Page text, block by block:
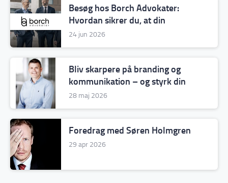
Besøg hos Borch Advokater:
Hvordan sikrer du, at din
virksomhed står stærkt – også den
dag, du ikke selv sidder for
24 jun 2026
Bliv skarpere på branding og
kommunikation – og styrk din
position i markedet
28 maj 2026
Foredrag med Søren Holmgren
29 apr 2026